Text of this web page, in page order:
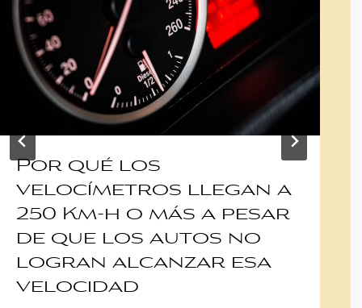
Por qué los
velocímetros llegan a
250 Km-h o más a pesar
de que los autos no
logran alcanzar esa
velocidad